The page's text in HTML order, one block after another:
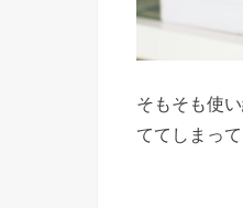
そもそも使
ててしまっ